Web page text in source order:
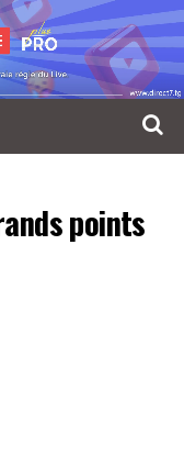
points